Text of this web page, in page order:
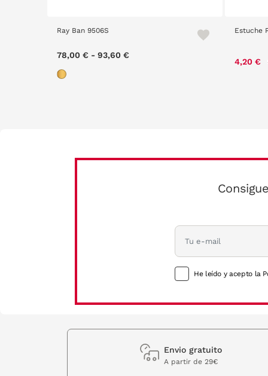
Ray Ban 9506S
78,00 € - 93,60 €
Estuche
4,20 €
He leído y acepto la
Envio gratuito
A partir de 29€